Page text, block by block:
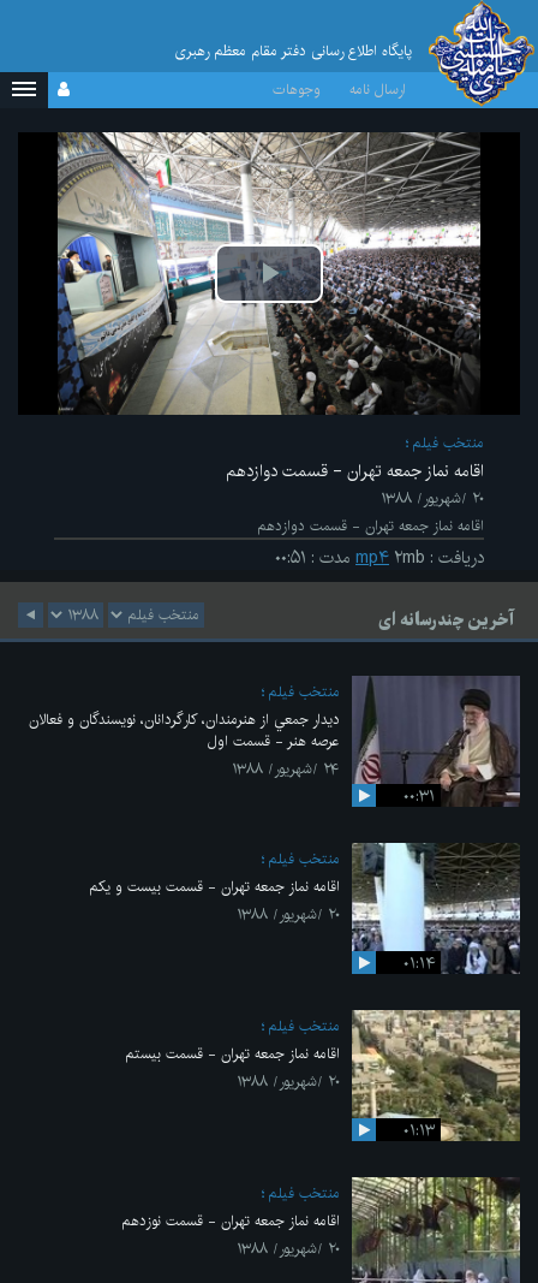
پایگاه اطلاع رسانی دفتر مقام معظم رهبری
ارسال نامه
وجوهات
پخش
ویدیو
منتخب فیلم
اقامه نماز جمعه تهران - قسمت دوازدهم
۲۰ /شهریور/ ۱۳۸۸
اقامه نماز جمعه تهران - قسمت دوازدهم
دریافت : mp۴ ۲mb مدت : ۰۰:۵۱
آخرین چندرسانه ای
۰۰:۳۱
منتخب فیلم
ديدار جمعي از هنرمندان، كارگردانان، نويسندگان و فعالان
عرصه هنر - قسمت اول
۲۴ /شهریور/ ۱۳۸۸
۰۱:۱۴
منتخب فیلم
اقامه نماز جمعه تهران - قسمت بیست و یکم
۲۰ /شهریور/ ۱۳۸۸
۰۱:۱۳
منتخب فیلم
اقامه نماز جمعه تهران - قسمت بیستم
۲۰ /شهریور/ ۱۳۸۸
منتخب فیلم
اقامه نماز جمعه تهران - قسمت نوزدهم
۲۰ /شهریور/ ۱۳۸۸